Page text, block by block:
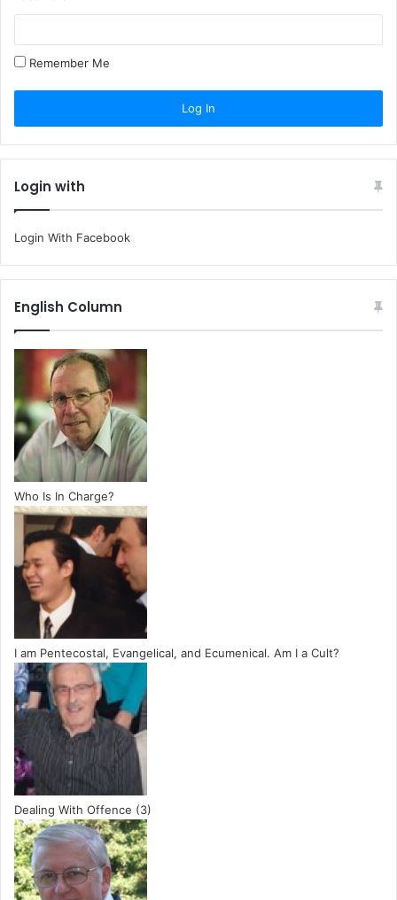
Remember Me
Login with
Login With Facebook
English Column
Who Is In Charge?
I am Pentecostal, Evangelical, and Ecumenical. Am I a Cult?
Dealing With Offence (3)